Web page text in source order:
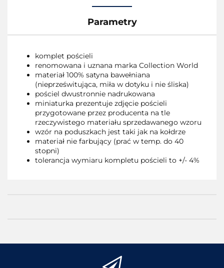
Parametry
komplet pościeli
renomowana i uznana marka Collection World
materiał 100% satyna bawełniana
(nieprześwitująca, miła w dotyku i nie śliska)
pościel dwustronnie nadrukowana
miniaturka prezentuje zdjęcie pościeli
przygotowane przez producenta na tle
rzeczywistego materiału sprzedawanego wzoru
wzór na poduszkach jest taki jak na kołdrze
materiał nie farbujący (prać w temp. do 40
stopni)
tolerancja wymiaru kompletu pościeli to +/- 4%